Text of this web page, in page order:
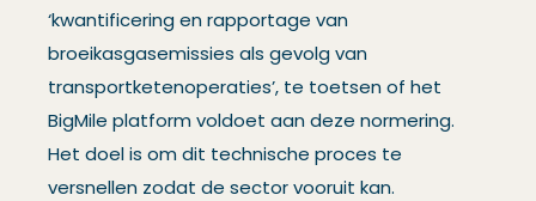
‘kwantificering en rapportage van
broeikasgasemissies als gevolg van
transportketenoperaties’, te toetsen of het
BigMile platform voldoet aan deze normering.
Het doel is om dit technische proces te
versnellen zodat de sector vooruit kan.